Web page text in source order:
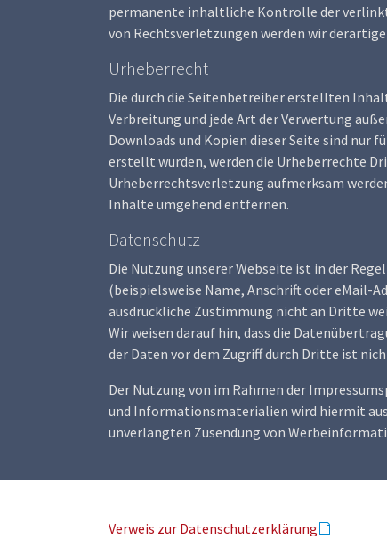
permanente inhaltliche Kontrolle der
von Rechtsverletzungen werden wir
Urheberrecht
Die durch die Seitenbetreiber erstellten
Verbreitung und jede Art der Verwertung
Downloads und Kopien dieser Seite sind
erstellt wurden, werden die Urheberrechte
Urheberrechtsverletzung aufmerksam
Inhalte umgehend entfernen.
Datenschutz
Die Nutzung unserer Webseite ist in der
(beispielsweise Name, Anschrift oder eMail-
ausdrückliche Zustimmung nicht an Dritte
Wir weisen darauf hin, dass die
der Daten vor dem Zugriff durch Dritte ist
Der Nutzung von im Rahmen der
und Informationsmaterialien wird hiermit
unverlangten Zusendung von
Verweis zur Datenschutzerklärung